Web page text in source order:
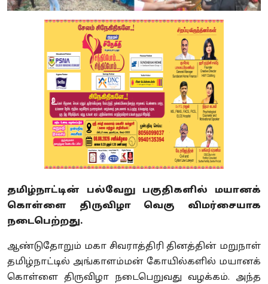
தமிழ்நாட்டின் பல்வேறு பகுதிகளில் மயானக்
கொள்ளை திருவிழா வெகு விமர்சையாக
நடைபெற்றது.
ஆண்டுதோறும் மகா சிவராத்திரி தினத்தின் மறுநாள்
தமிழ்நாட்டில் அங்காளம்மன் கோயில்களில் மயானக்
கொள்ளை திருவிழா நடைபெறுவது வழக்கம். அந்த